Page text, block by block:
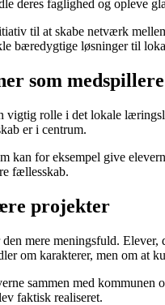
deres faglighed og opleve
til at skabe netværk
bæredygtige løsninger til
som medspillere
rolle i det lokale
er i centrum.
kan for eksempel give
fællesskab.
projekter
mere meningsfuld. Elever,
om karakterer, men om at
sammen med
faktisk realiseret.